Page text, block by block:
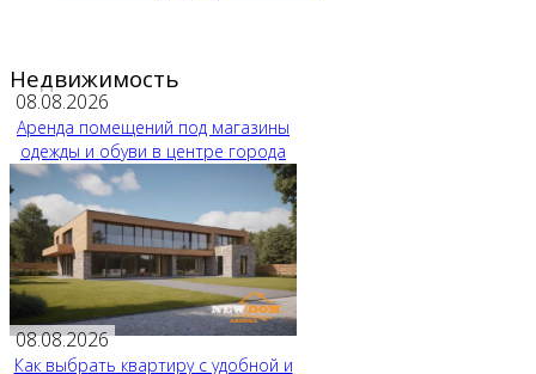
Недвижимость
08.08.2026
Аренда помещений под магазины
одежды и обуви в центре города
08.08.2026
Как выбрать квартиру с удобной и